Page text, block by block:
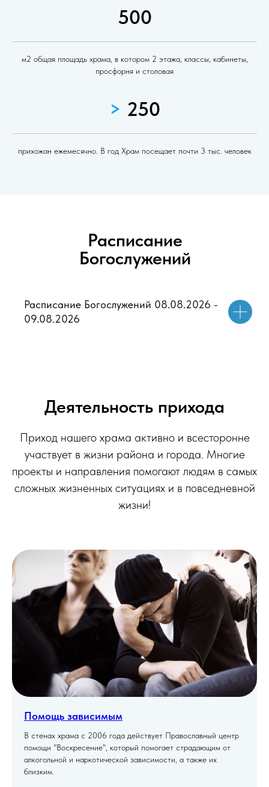
500
м2 общая площадь храма, в котором 2 этажа, классы, кабинеты,
просфорня и столовая
> 250
прихожан ежемесячно. В год Храм посещает почти 3 тыс. человек
Расписание
Богослужений
Расписание Богослужений 08.08.2026 -
09.08.2026
Деятельность прихода
Приход нашего храма активно и всесторонне
участвует в жизни района и города. Многие
проекты и направления помогают людям в самых
сложных жизненных ситуациях и в повседневной
жизни!
Помощь зависимым
В стенах храма с 2006 года действует Православный центр
помощи "Воскресение", который помогает страдающим от
алкогольной и наркотической зависимости, а также их
близким.